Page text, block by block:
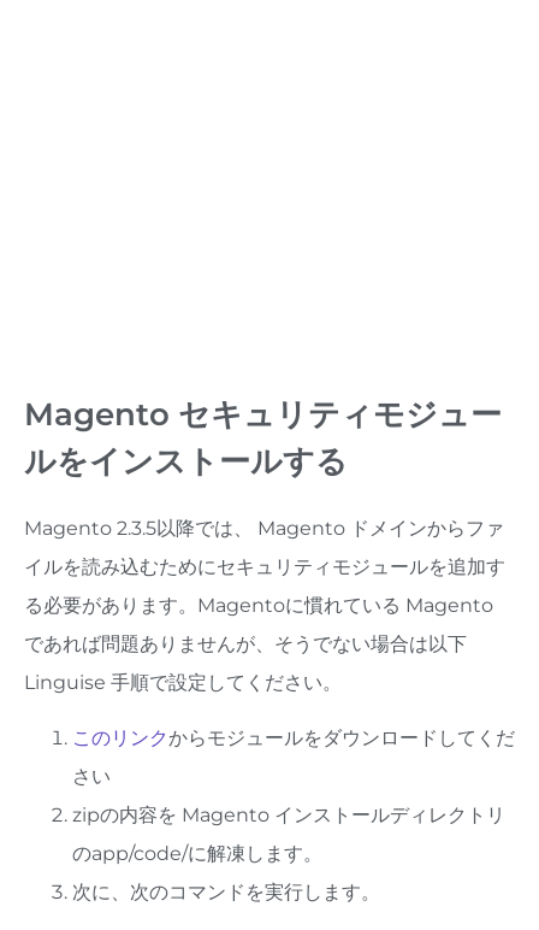
Magento セキュリティモジュー
ルをインストールする
Magento 2.3.5以降では、 Magento ドメインからファ
イルを読み込むためにセキュリティモジュールを追加す
る必要があります。Magentoに慣れている Magento
であれば問題ありませんが、そうでない場合は以下
Linguise 手順で設定してください。
このリンクからモジュールをダウンロードしてくだ
さい
zipの内容を Magento インストールディレクトリ
のapp/code/に解凍します。
次に、次のコマンドを実行します。